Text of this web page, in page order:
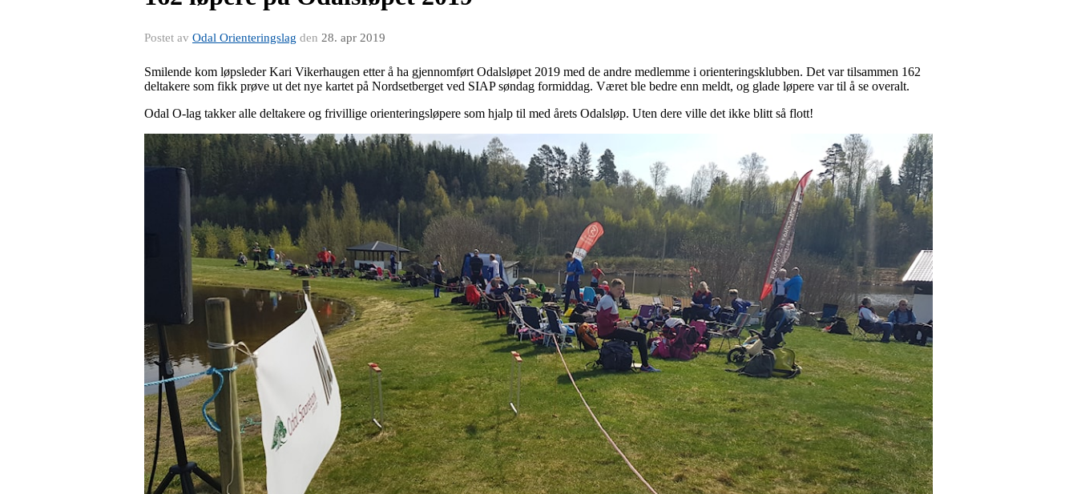
Postet av Odal Orienteringslag den 28. apr 2019
Smilende kom løpsleder Kari Vikerhaugen etter å ha gjennomført Odalsløpet 2019 med de andre medlemme i orienteringsklubben. Det var tilsammen 162
deltakere som fikk prøve ut det nye kartet på Nordsetberget ved SIAP søndag formiddag. Været ble bedre enn meldt, og glade løpere var til å se overalt.
Odal O-lag takker alle deltakere og frivillige orienteringsløpere som hjalp til med årets Odalsløp. Uten dere ville det ikke blitt så flott!